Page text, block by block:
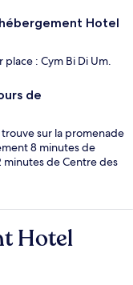
Hotel
: Cym Bi Di Um.
de
sur la promenade
8 minutes de
minutes de Centre des
Hotel